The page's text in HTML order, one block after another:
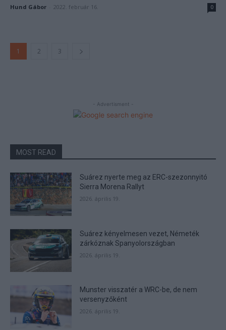
Hund Gábor 2022. február 16. 0
1 2 3
- Advertisment -
MOST READ
Suárez nyerte meg az ERC-szezonnyitó
Sierra Morena Rallyt
2026. április 19.
Suárez kényelmesen vezet, Németék
zárkóznak Spanyolországban
2026. április 19.
Munster visszatér a WRC-be, de nem
versenyzőként
2026. április 19.